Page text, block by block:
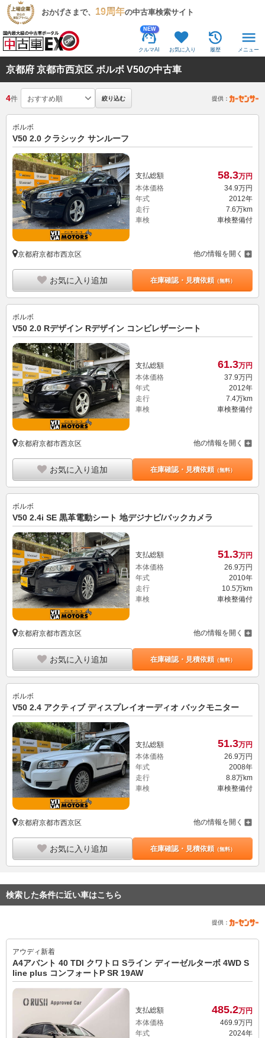
おかげさまで、 19周年の中古車検索サイト
NEW
クルマAI お気に入り 履歴 メニュー
京都府 京都市西京区 ボルボ V50の中古車
4件 絞り込む 提供：
ボルボ
V50 2.0 クラシック サンルーフ
支払総額 58.3万円
本体価格
34. 9万円
年式
2012年
走行
7.6万km
車検
車検整備付
京都府京都市西京区 他の情報を開く
お気に入り追加 在庫確認・見積依頼（無料）
ボルボ
V50 2.0 Rデザイン Rデザイン コンビレザーシート
支払総額 61.3万円
本体価格
37.9万円
年式
2012年
走行
7.4万km
車検
車検整備付
京都府京都市西京区 他の情報を開く
お気に入り追加 在庫確認・見積依頼（無料）
ボルボ
V50 2.4i SE 黒革電動シート 地デジナビ/バックカメラ
支払総額 51.3万円
本体価格
26. 9万円
年式
2010年
走行
10.5万km
車検
車検整備付
京都府京都市西京区 他の情報を開く
お気に入り追加 在庫確認・見積依頼（無料）
ボルボ
V50 2.4 アクティブ ディスプレイオーディオ バックモニター
支払総額 51.3万円
本体価格
26.9万円
年式
2008年
走行
8.8万km
車検
車検整備付
京都府京都市西京区 他の情報を開く
お気に入り追加 在庫確認・見積依頼（無料）
検索した条件に近い車はこちら
提供：
アウディ新着
A4アバント 40 TDI クワトロ Sライン ディーゼルターボ 4WD S
line plus コンフォートP SR 19AW
支払総額 485.2万円
本体価格
469. 9万円
年式
2024年